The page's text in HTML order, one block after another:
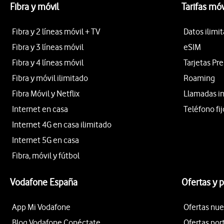
Fibra y móvil
Fibra y 2 líneas móvil + TV
Fibra y 3 líneas móvil
Fibra y 4 líneas móvil
Fibra y móvil ilimitado
Fibra Móvil y Netflix
Internet en casa
Internet 4G en casa ilimitado
Internet 5G en casa
Fibra, móvil y fútbol
Tarifas
Datos
eSIM
Tarjetas
Roaming
Llamadas
Teléfono
Vodafone España
App Mi Vodafone
Ofertas y
Ofertas